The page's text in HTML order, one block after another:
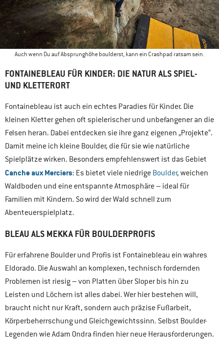
Auch wenn Du auf Absprunghöhe boulderst, kann ein Crashpad ratsam sein.
FONTAINEBLEAU FÜR KINDER: DIE NATUR ALS SPIEL-
UND KLETTERORT
Fontainebleau ist auch ein echtes Paradies für Kinder. Die
kleinen Kletter gehen oft spielerischer und unbefangener an die
Felsen heran. Dabei entdecken sie ihre ganz eigenen „Projekte“.
Damit meine ich kleine Boulder, die für sie wie natürliche
Spielplätze wirken. Besonders empfehlenswert ist das Gebiet
Canche aux Merciers: Es bietet viele niedrige Boulder, weichen
Waldboden und eine entspannte Atmosphäre – ideal für
Familien mit Kindern. So wird der Wald schnell zum
Abenteuerspielplatz.
BLEAU ALS MEKKA FÜR BOULDERPROFIS
Für erfahrene Boulder und Profis ist Fontainebleau ein wahres
Eldorado. Die Auswahl an komplexen, technisch fordernden
Problemen ist riesig – von Platten über Sloper bis hin zu
Leisten und Löchern ist alles dabei. Wer hier bestehen will,
braucht nicht nur Kraft, sondern auch präzise Fußarbeit,
Körperbeherrschung und Gleichgewichtssinn. Selbst Boulder-
Legenden wie Adam Ondra finden hier neue Herausforderungen.